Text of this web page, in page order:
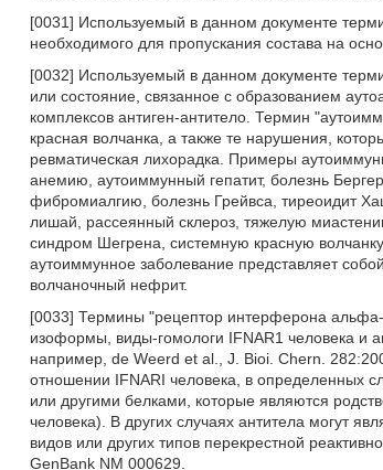
[0031] Используемый в данном документе
необходимого для пропускания состава на
[0032] Используемый в данном документе
или состояние, связанное с образованием
комплексов антиген-антитело. Термин
красная волчанка, а также те нарушения,
ревматическая лихорадка. Примеры
анемию, аутоиммунный гепатит, болезнь
фибромиалгию, болезнь Грейвса, тиреоидит
лишай, рассеянный склероз, тяжелую
синдром Шегрена, системную красную
аутоиммунное заболевание представляет
волчаночный нефрит.
[0033] Термины "рецептор интерферона
изоформы, виды-гомологи IFNAR1 человека
например, de Weerd et al., J. Bioi. Chern.
отношении IFNARI человека, в определенных
или другими белками, которые являются
человека). В других случаях антитела могут
видов или других типов перекрестной
GenBank NM 000629.